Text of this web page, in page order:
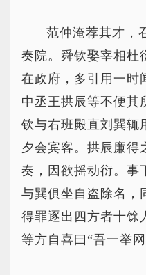
范仲淹荐其才，
奏院。舜钦娶宰相杜
在政府，多引用一时
中丞王拱辰等不便其
钦与右班殿直刘巽辄
夕会宾客。拱辰廉得
奏，因欲摇动衍。事
与巽俱坐自盗除名，
得罪逐出四方者十馀
等方自喜曰“吾一举